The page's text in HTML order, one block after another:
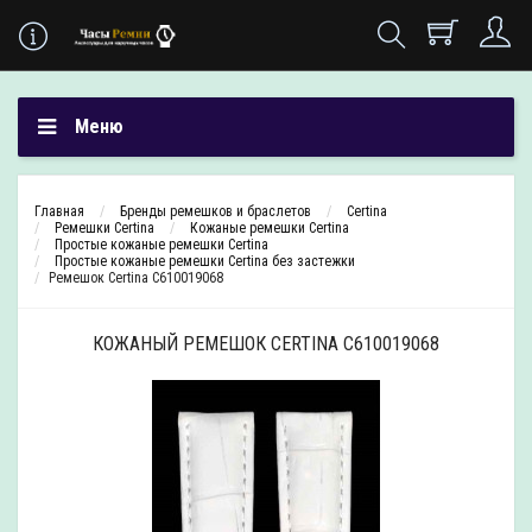
Меню
Главная Бренды ремешков и браслетов
Certina
Ремешки Certina
Кожаные ремешки Certina
Простые кожаные ремешки Certina
Простые кожаные ремешки Certina без застежки
Ремешок Certina C610019068
КОЖАНЫЙ РЕМЕШОК CERTINA C610019068